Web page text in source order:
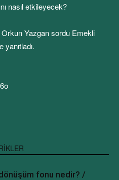
nasıl etkileyecek?
Orkun Yazgan sordu Emekli
fonu nedir? /